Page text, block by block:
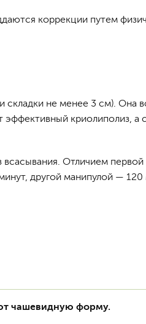
коррекции путем
складки не менее 3 см). Она
криолиполиз, а
Отличием первой
другой манипулой — 120
чашевидную форму.